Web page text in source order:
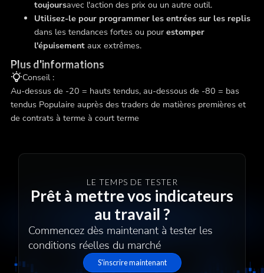
toujoursavec l'action des prix ou un autre outil.
Utilisez-le pour programmer les entrées sur les replis
dans les tendances fortes ou pour estomper
l'épuisementaux extrêmes.
Plus d'informations
Conseil :
Au-dessus de -20 = hauts tendus, au-dessous de -80 = bas
tendus Populaire auprès des traders de matières premières et
de contrats à terme à court terme
LE TEMPS DE TESTER
Prêt à mettre vos indicateurs
au travail ?
Commencez dès maintenant à tester les
conditions réelles du marché
S'inscrire maintenant